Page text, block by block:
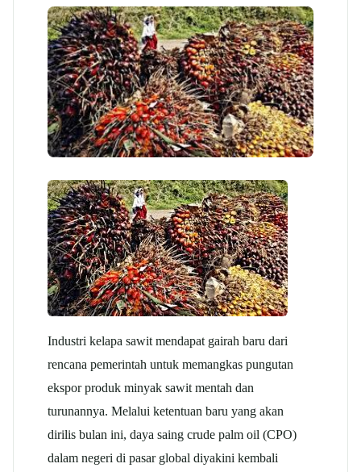
Industri kelapa sawit mendapat gairah baru dari
rencana pemerintah untuk memangkas pungutan
ekspor produk minyak sawit mentah dan
turunannya. Melalui ketentuan baru yang akan
dirilis bulan ini, daya saing crude palm oil (CPO)
dalam negeri di pasar global diyakini kembali